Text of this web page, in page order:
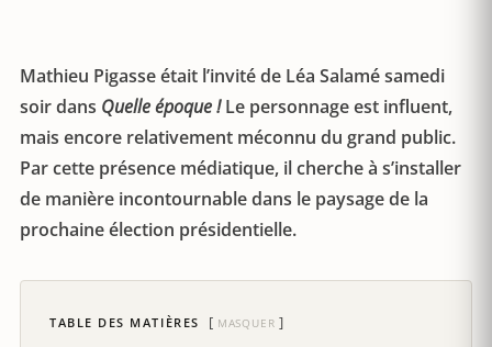
Mathieu Pigasse était l’invité de Léa Salamé samedi
soir dans Quelle époque !Le personnage est influent,
mais encore relativement méconnu du grand public.
Par cette présence médiatique, il cherche à s’installer
de manière incontournable dans le paysage de la
prochaine élection présidentielle.
TABLE DES MATIÈRES MASQUER